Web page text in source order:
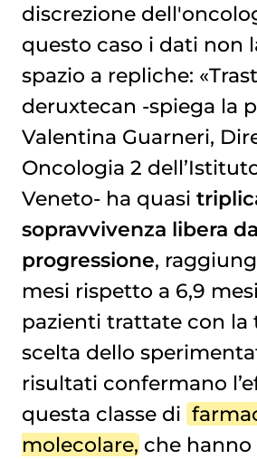
discrezione
questo caso i dati non
spazio a repliche:
deruxtecan -spiega la
Valentina Guarneri,
Oncologia 2
Veneto- ha quasi
sopravvivenza libera da
progressione,
mesi rispetto a 6,9
pazienti trattate con la
scelta dello
risultati confermano
questa classe di
molecolare, che hanno